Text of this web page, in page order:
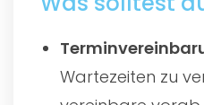
Wartezeiten zu